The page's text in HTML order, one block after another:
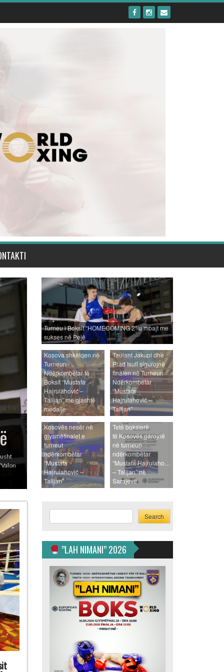
28
–
Turneu i Boksit “HOMECOMING 2” u mbajt me
sukses në Pejë
Kosova shkëlqen në
Turneun
Ndërkombëtar të
Boksit “Mustafa
Hajrulahović –
Talijan” me gjashtë
medalje
Taulant Jakupi dhe
Riad Isufi sigurojnë
finalen në Turneun
Ndërkombëtar
“Mustafa
Hajrulahović –
Talijan”
Gjashtë boksierë të
Kosovës nesër në
gjysmëfinalet e
turneut
ndërkombëtar
“Mustafa
Hajrulahović –
Talijan”
Tetë boksierë
të Kosovës garojnë
në turneun
ndërkombëtar
“Mustafa Hajrulahoviç
– Talijan” në
Sarajevë
Search Search
”LAH NIMANI” 2026